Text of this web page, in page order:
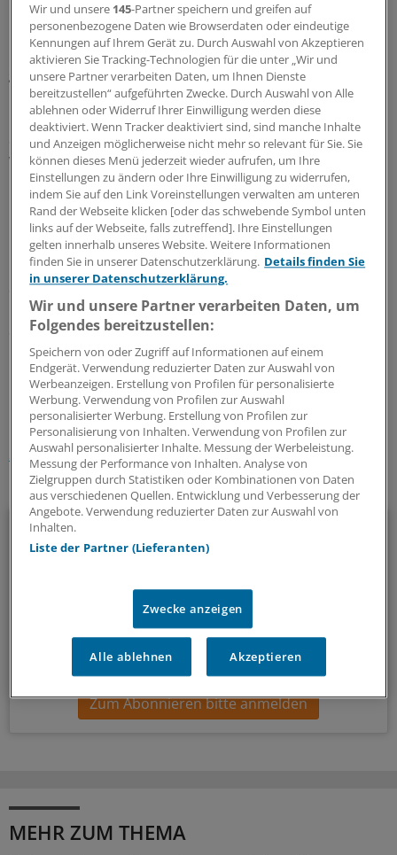
Inzwischen soll das Programm 90 Krankheiten
unterscheiden, so "laborwelt.de". 2500 Fotos seien nötig
gewesen, um der Anwendung dieses
Unterscheidungsvermögen beizubringen.
Sogar neue Krankheiten könnten identifiziert werden,
wenn der Computer Muster erkennt, die medizinisch
noch nicht beschrieben sind. Eine denkbare
Erweiterung: die Analyse von 3D-Fotos. "Noch ist die
Entwicklung nicht genau genug um eine felsenfeste
Diagnose zu liefern", so Nellaker.
Sollte es jedoch so weit sein, wollen die Forscher ihre
Erfindung weltweit einsetzen, etwa um genetische
Störungen bei Neugeborenen zu diagnostizieren.
Schlagworte:
Skelett- & Weichteilkrankheiten
Ihr Newsletter zum Thema
Rheumatologie
zusammengefasst: Das bietet unser Newsletter zum Thema
Rheumatologie.
alle 2 Wochen (Dienstag)
Zum Abonnieren bitte anmelden
MEHR ZUM THEMA
Wir und unsere 145-Partner speichern und greifen auf
personenbezogene Daten wie Browserdaten oder eindeutige
Kennungen auf Ihrem Gerät zu. Durch Auswahl von Akzeptieren
aktivieren Sie Tracking-Technologien für die unter „Wir und
unsere Partner verarbeiten Daten, um Ihnen Dienste
bereitzustellen“ aufgeführten Zwecke. Durch Auswahl von Alle
ablehnen oder Widerruf Ihrer Einwilligung werden diese
deaktiviert. Wenn Tracker deaktiviert sind, sind manche Inhalte
und Anzeigen möglicherweise nicht mehr so relevant für Sie. Sie
können dieses Menü jederzeit wieder aufrufen, um Ihre
Einstellungen zu ändern oder Ihre Einwilligung zu widerrufen,
indem Sie auf den Link Voreinstellungen verwalten am unteren
Rand der Webseite klicken [oder das schwebende Symbol unten
links auf der Webseite, falls zutreffend]. Ihre Einstellungen
gelten innerhalb unseres Website. Weitere Informationen
finden Sie in unserer Datenschutzerklärung. Details finden Sie
in unserer Datenschutzerklärung.
Wir und unsere Partner verarbeiten Daten, um
Folgendes bereitzustellen:
Speichern von oder Zugriff auf Informationen auf einem
Endgerät. Verwendung reduzierter Daten zur Auswahl von
Werbeanzeigen. Erstellung von Profilen für personalisierte
Werbung. Verwendung von Profilen zur Auswahl
personalisierter Werbung. Erstellung von Profilen zur
Personalisierung von Inhalten. Verwendung von Profilen zur
Auswahl personalisierter Inhalte. Messung der Werbeleistung.
Messung der Performance von Inhalten. Analyse von
Zielgruppen durch Statistiken oder Kombinationen von Daten
aus verschiedenen Quellen. Entwicklung und Verbesserung der
Angebote. Verwendung reduzierter Daten zur Auswahl von
Inhalten.
Liste der Partner (Lieferanten)
Zwecke anzeigen
Alle ablehnen Akzeptieren